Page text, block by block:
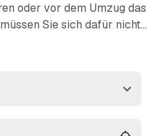
oder vor dem Umzug das
Sie sich dafür nicht
Über AWL stellen Sie
aus und alles wird fachgerecht